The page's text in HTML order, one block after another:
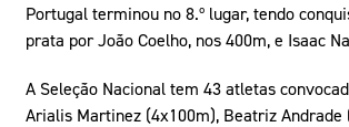
Portugal terminou no 8.º lugar, tendo
prata por João Coelho, nos 400m, e Isaac
A Seleção Nacional tem 43 atletas
Arialis Martinez (4x100m), Beatriz Andrade